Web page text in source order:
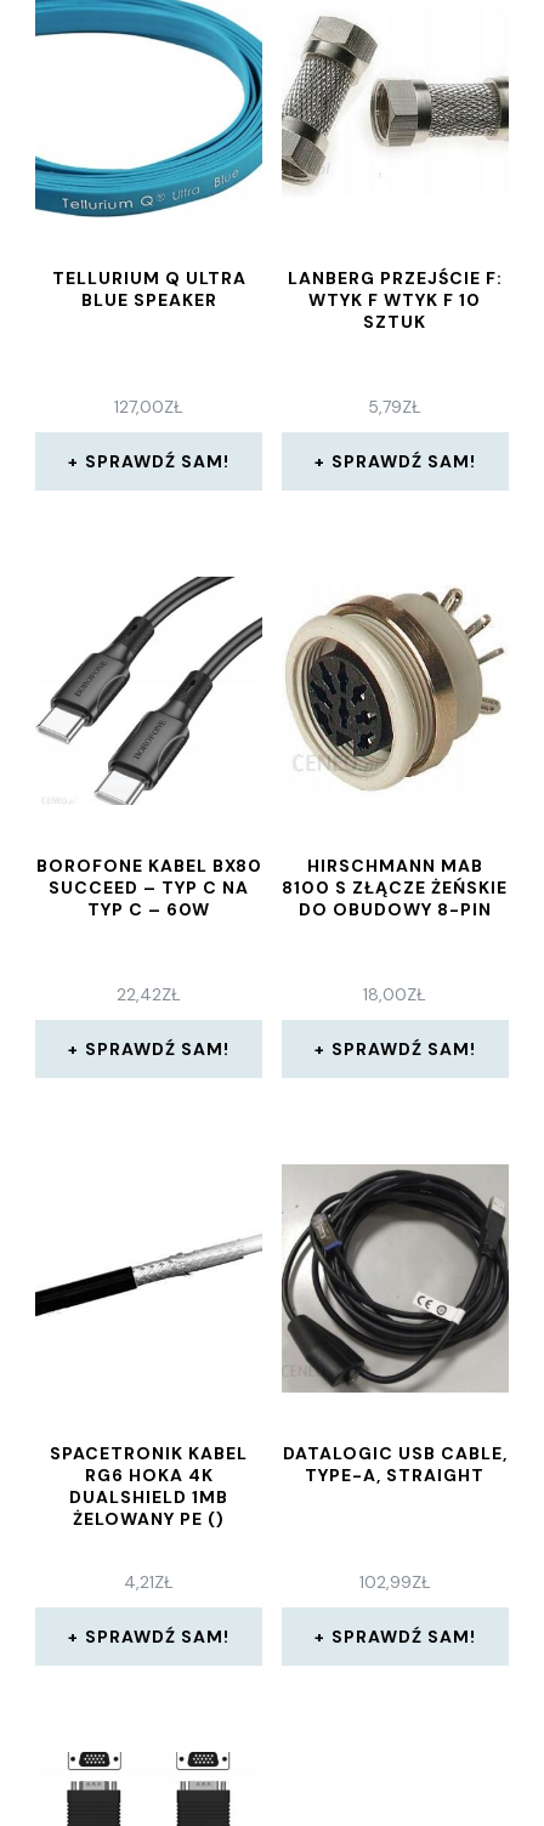
TELLURIUM Q ULTRA
BLUE SPEAKER
127,00ZŁ
SPRAWDŹ SAM!
LANBERG PRZEJŚCIE F:
WTYK F WTYK F 10
SZTUK
5,79ZŁ
SPRAWDŹ SAM!
BOROFONE KABEL BX80
SUCCEED – TYP C NA
TYP C – 60W
22,42ZŁ
SPRAWDŹ SAM!
HIRSCHMANN MAB
8100 S ZŁĄCZE ŻEŃSKIE
DO OBUDOWY 8-PIN
18,00ZŁ
SPRAWDŹ SAM!
SPACETRONIK KABEL
RG6 HOKA 4K
DUALSHIELD 1MB
ŻELOWANY PE ()
4,21ZŁ
SPRAWDŹ SAM!
DATALOGIC USB CABLE,
TYPE-A, STRAIGHT
102,99ZŁ
SPRAWDŹ SAM!